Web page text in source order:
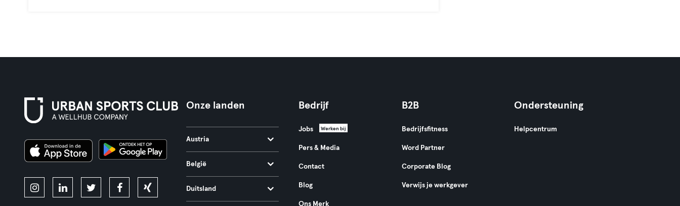
Onze landen
Austria
België
Duitsland
Bedrijf
Jobs Werken bij
Pers & Media
Contact
Blog
Ons Merk
B2B
Bedrijfsfitness
Word Partner
Corporate Blog
Verwijs je werkgever
Ondersteuning
Helpcentrum